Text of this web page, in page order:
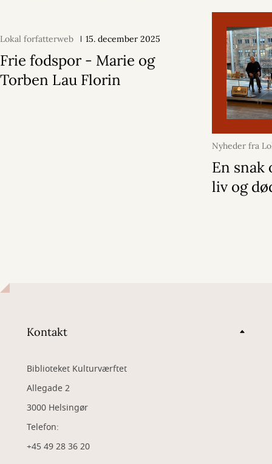
Lokal forfatterweb 15. december 2025
Frie fodspor - Marie og
Torben Lau Florin
Nyheder fra
Forfatterweb
2025
En snak
liv og
Kontakt
Biblioteket Kulturværftet
Allegade 2
3000 Helsingør
Telefon:
+45 49 28 36 20